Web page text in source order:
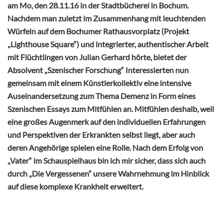
am Mo, den 28.11.16 in der Stadtbücherei in Bochum.
Nachdem man zuletzt im Zusammenhang mit leuchtenden
Würfeln auf dem Bochumer Rathausvorplatz (Projekt
„Lighthouse Square“) und integrierter, authentischer Arbeit
mit Flüchtlingen von Julian Gerhard hörte, bietet der
Absolvent „Szenischer Forschung“ Interessierten nun
gemeinsam mit einem Künstlerkollektiv eine intensive
Auseinandersetzung zum Thema Demenz in Form eines
Szenischen Essays zum Mitfühlen an. Mitfühlen deshalb, weil
eine großes Augenmerk auf den individuellen Erfahrungen
und Perspektiven der Erkrankten selbst liegt, aber auch
deren Angehörige spielen eine Rolle. Nach dem Erfolg von
„Vater“ im Schauspielhaus bin ich mir sicher, dass sich auch
durch „Die Vergessenen“ unsere Wahrnehmung im Hinblick
auf diese komplexe Krankheit erweitert.